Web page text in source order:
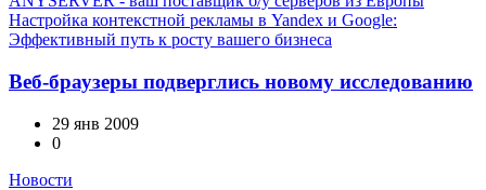
Настройка контекстной рекламы в Yandex и Google:
Эффективный путь к росту вашего бизнеса
Веб-браузеры подверглись новому исследованию
29 янв 2009
0
Новости